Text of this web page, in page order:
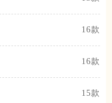
16款
16款
15款